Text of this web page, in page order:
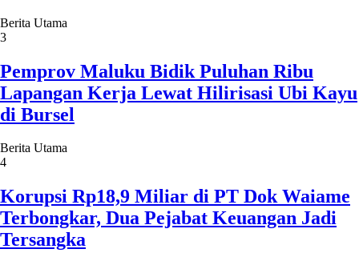
Berita Utama
3
Pemprov Maluku Bidik Puluhan Ribu
Lapangan Kerja Lewat Hilirisasi Ubi Kayu
di Bursel
Berita Utama
4
Korupsi Rp18,9 Miliar di PT Dok Waiame
Terbongkar, Dua Pejabat Keuangan Jadi
Tersangka